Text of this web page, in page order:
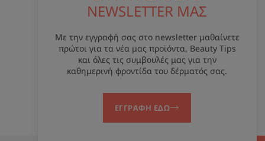
NEWSLETTER ΜΑΣ
Με την εγγραφή σας στο newsletter μαθαίνετε
πρώτοι για τα νέα μας προϊόντα, Beauty Tips
και όλες τις συμβουλές μας για την
καθημερινή φροντίδα του δέρματός σας.
ΕΓΓΡΑΦΗ ΕΔΩ